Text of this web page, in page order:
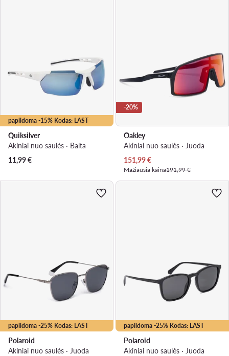
papildoma -15% Kodas: LAST
Quiksilver
Akiniai nuo saulės · Balta
11,99€
-20%
Oakley
Akiniai nuo saulės · Juoda
Dabartinė kaina
151,99€
Mažiausia kaina191,99 €
papildoma -25% Kodas: LAST
Polaroid
Akiniai nuo saulės · Juoda
papildoma -25% Kodas: LAST
Polaroid
Akiniai nuo saulės · Juoda